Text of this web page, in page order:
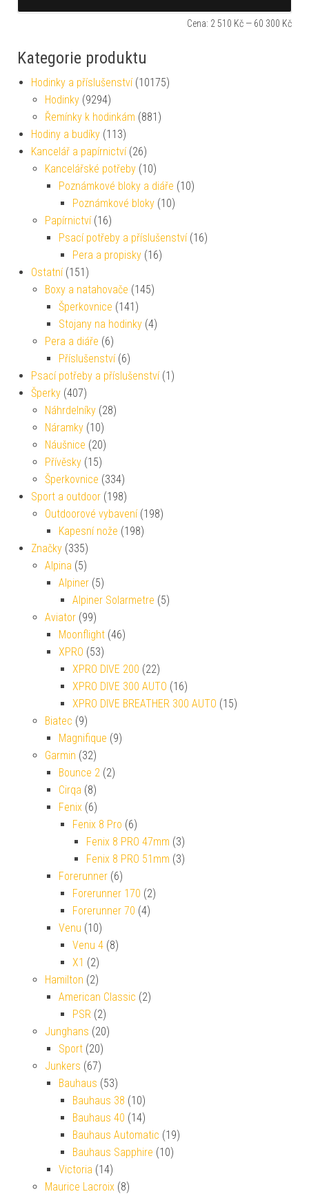
Cena: 2 510 Kč — 60 300 Kč
Kategorie produktu
Hodinky a příslušenství (10175)
Hodinky (9294)
Řemínky k hodinkám (881)
Hodiny a budíky (113)
Kancelář a papírnictví (26)
Kancelářské potřeby (10)
Poznámkové bloky a diáře (10)
Poznámkové bloky (10)
Papírnictví (16)
Psací potřeby a příslušenství (16)
Pera a propisky (16)
Ostatní (151)
Boxy a natahovače (145)
Šperkovnice (141)
Stojany na hodinky (4)
Pera a diáře (6)
Příslušenství (6)
Psací potřeby a příslušenství (1)
Šperky (407)
Náhrdelníky (28)
Náramky (10)
Náušnice (20)
Přívěsky (15)
Šperkovnice (334)
Sport a outdoor (198)
Outdoorové vybavení (198)
Kapesní nože (198)
Značky (335)
Alpina (5)
Alpiner (5)
Alpiner Solarmetre (5)
Aviator (99)
Moonflight (46)
XPRO (53)
XPRO DIVE 200 (22)
XPRO DIVE 300 AUTO (16)
XPRO DIVE BREATHER 300 AUTO (15)
Biatec (9)
Magnifique (9)
Garmin (32)
Bounce 2 (2)
Cirqa (8)
Fenix (6)
Fenix 8 Pro (6)
Fenix 8 PRO 47mm (3)
Fenix 8 PRO 51mm (3)
Forerunner (6)
Forerunner 170 (2)
Forerunner 70 (4)
Venu (10)
Venu 4 (8)
X1 (2)
Hamilton (2)
American Classic (2)
PSR (2)
Junghans (20)
Sport (20)
Junkers (67)
Bauhaus (53)
Bauhaus 38 (10)
Bauhaus 40 (14)
Bauhaus Automatic (19)
Bauhaus Sapphire (10)
Victoria (14)
Maurice Lacroix (8)